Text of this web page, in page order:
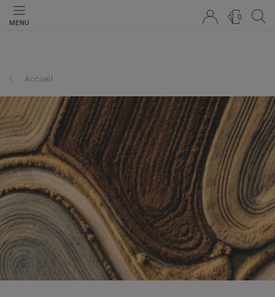
MENU
0
Accueil